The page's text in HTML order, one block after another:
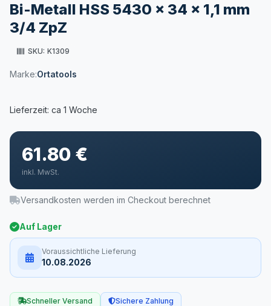
Bi-Metall HSS 5430 x 34 x 1,1 mm
3/4 ZpZ
SKU: K1309
Marke:Ortatools
61.80 €
inkl. MwSt.
Versandkosten werden im Checkout berechnet
Auf Lager
Voraussichtliche Lieferung
10.08.2026
Schneller Versand
Sichere Zahlung